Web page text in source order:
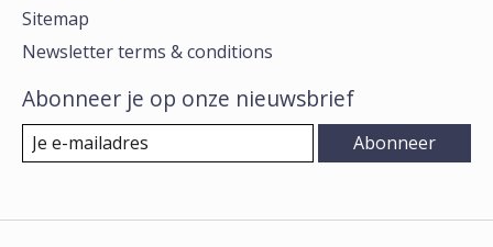
Sitemap
Newsletter terms & conditions
Abonneer je op onze nieuwsbrief
Abonneer